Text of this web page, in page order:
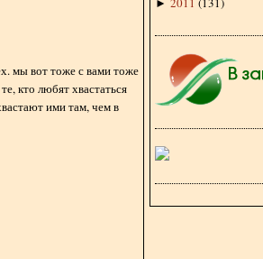
мы вот тоже с вами тоже
кто любят хвастаться
ими там, чем в
►